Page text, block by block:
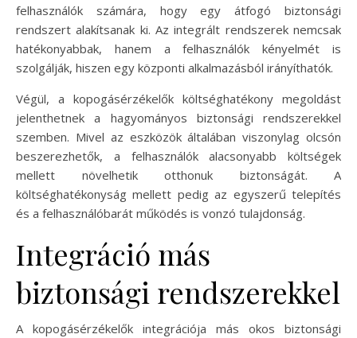
felhasználók számára, hogy egy átfogó biztonsági
rendszert alakítsanak ki. Az integrált rendszerek nemcsak
hatékonyabbak, hanem a felhasználók kényelmét is
szolgálják, hiszen egy központi alkalmazásból irányíthatók.
Végül, a kopogásérzékelők költséghatékony megoldást
jelenthetnek a hagyományos biztonsági rendszerekkel
szemben. Mivel az eszközök általában viszonylag olcsón
beszerezhetők, a felhasználók alacsonyabb költségek
mellett növelhetik otthonuk biztonságát. A
költséghatékonyság mellett pedig az egyszerű telepítés
és a felhasználóbarát működés is vonzó tulajdonság.
Integráció más
biztonsági rendszerekkel
A kopogásérzékelők integrációja más okos biztonsági